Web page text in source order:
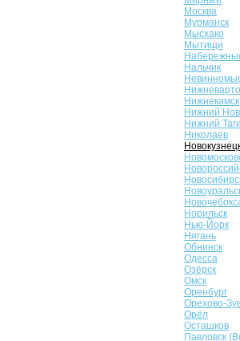
Москва
Мурманск
Мысхако
Мытищи
Нальчик
Нижнекамск
Нижний
Нижний
Николаев
Норильск
Нью-Йорк
Нягань
Обнинск
Одесса
Озёрск
Омск
Оренбург
Орехово-
Орёл
Осташков
Павловск